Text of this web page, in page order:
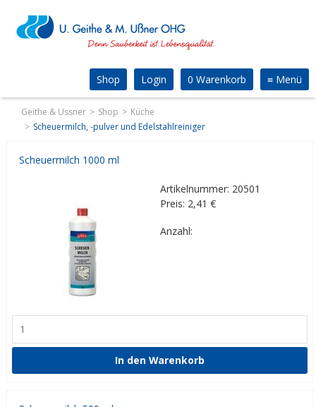
≡ Menü
0 Warenkorb
Login
Shop
Geithe & Ussner Shop
Küche
Scheuermilch, -pulver und Edelstahlreiniger
Scheuermilch 1000 ml
Artikelnummer: 20501
Preis: 2,41 €
Anzahl: